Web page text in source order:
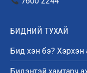
БИДНИЙ ТУХАЙ
Бид хэн бэ? Хэрхэн